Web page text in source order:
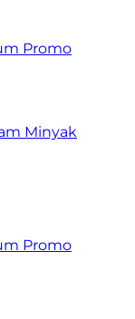
Promo
Minyak
Promo